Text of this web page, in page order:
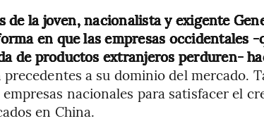
de la joven, nacionalista y exigente
en que las empresas occidentales
de productos extranjeros perduren-
a su dominio del mercado.
nacionales para satisfacer el
en China.